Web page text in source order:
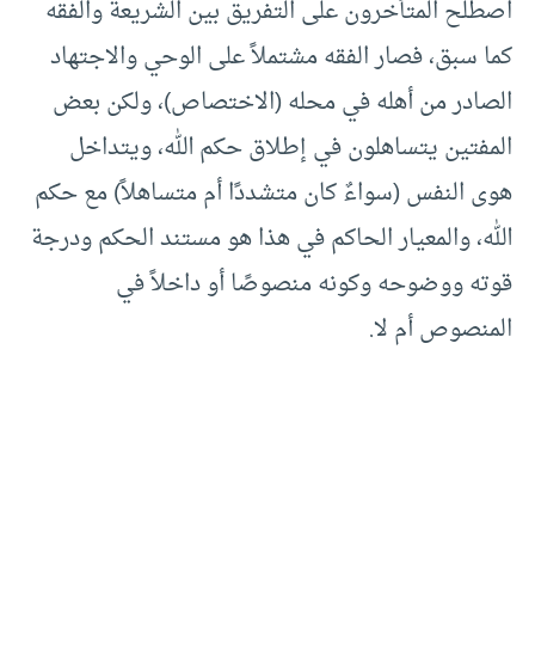
اصطلح المتأخرون على التفريق بين الشريعة والفقه
كما سبق، فصار الفقه مشتملاً على الوحي والاجتهاد
الصادر من أهله في محله (الاختصاص)، ولكن بعض
المفتين يتساهلون في إطلاق حكم الله، ويتداخل
هوى النفس (سواءٌ كان متشددًا أم متساهلاً) مع حكم
الله، والمعيار الحاكم في هذا هو مستند الحكم ودرجة
قوته ووضوحه وكونه منصوصًا أو داخلاً في
المنصوص أم لا.